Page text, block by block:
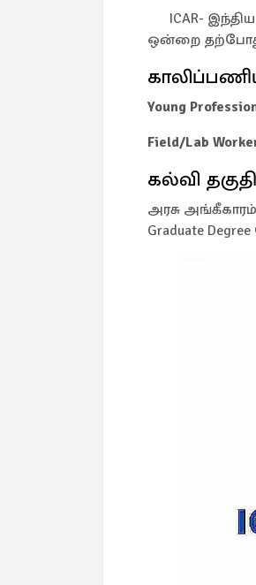
ICAR-
ஒன்றை
Young
Field/Lab
கல்வி தகுதி
அரசு
Graduate